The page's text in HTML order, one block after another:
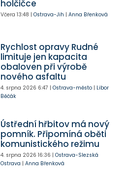
holčičce
Včera 13:48 | Ostrava-Jih | Anna Břenková
Rychlost opravy Rudné
limituje jen kapacita
obaloven při výrobě
nového asfaltu
4. srpna 2026 6:47 | Ostrava-město| Libor
Běčák
Ústřední hřbitov má nový
pomník. Připomíná oběti
komunistického režimu
4. srpna 2026 16:36 | Ostrava-Slezská
Ostrava | Anna Břenková